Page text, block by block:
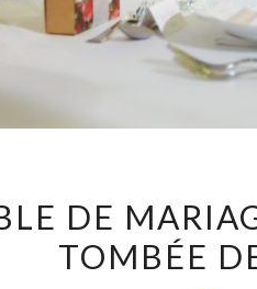
DE
TOMBÉE